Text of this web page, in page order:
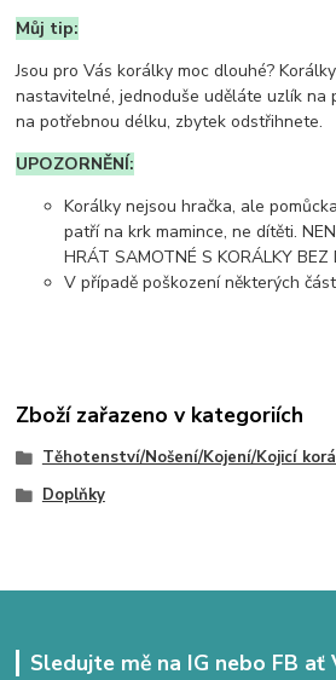
Můj tip:
Jsou pro Vás korálky moc dlouhé?
nastavitelné, jednoduše uděláte uzlík na
na potřebnou délku, zbytek odstřihnete.
UPOZORNĚNÍ:
Korálky nejsou hračka, ale
patří na krk mamince, ne dítěti.
HRÁT SAMOTNÉ S KORÁLKY BEZ
V případě poškození některých
Zboží zařazeno v kategoriích
Těhotenství/Nošení/Kojení/Kojicí
Doplňky
Sledujte mě na IG nebo FB ať